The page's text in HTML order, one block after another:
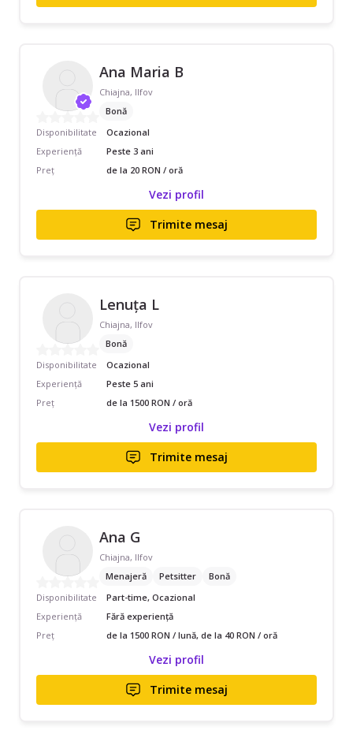
Ana Maria B
Chiajna, Ilfov
Bonă
Disponibilitate
Ocazional
Experiență
Peste 3 ani
Preț
de la 20 RON / oră
Vezi profil
Trimite mesaj
Lenuța L
Chiajna, Ilfov
Bonă
Disponibilitate
Ocazional
Experiență
Peste 5 ani
Preț
de la 1500 RON / oră
Vezi profil
Trimite mesaj
Ana G
Chiajna, Ilfov
Menajeră
Petsitter
Bonă
Disponibilitate
Part-time, Ocazional
Experiență
Fără experiență
Preț
de la 1500 RON / lună, de la 40 RON / oră
Vezi profil
Trimite mesaj